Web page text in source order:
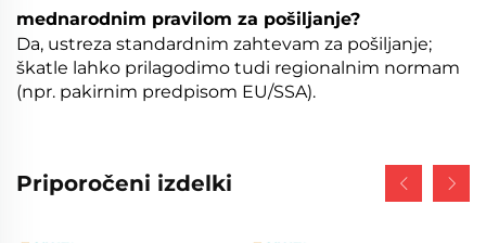
mednarodnim pravilom za pošiljanje?
Da, ustreza standardnim zahtevam za pošiljanje;
škatle lahko prilagodimo tudi regionalnim normam
(npr. pakirnim predpisom EU/SSA).
Priporočeni izdelki